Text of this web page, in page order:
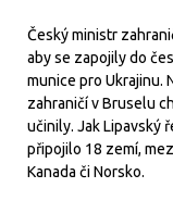
Český ministr
aby se zapojily do
munice pro Ukrajinu.
zahraničí v Bruselu
učinily. Jak Lipavský
připojilo 18 zemí,
Kanada či Norsko.